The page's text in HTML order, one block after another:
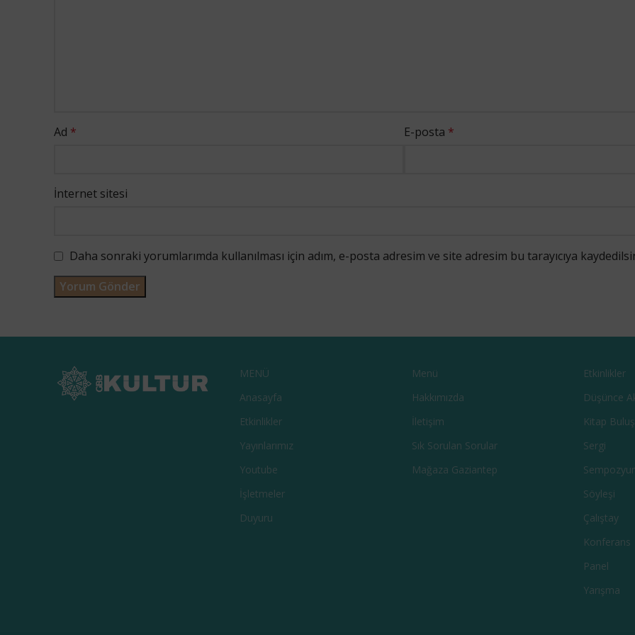
Ad * E-posta *
İnternet sitesi
Daha sonraki yorumlarımda kullanılması için adım, e-posta adresim ve site adresim bu tarayıcıya
MENÜ
Anasayfa
Etkinlikler
Yayınlarımız
Youtube
İşletmeler
Duyuru
Menü
Hakkımızda
İletişim
Sık Sorulan Sorular
Mağaza Gaziantep
Etkinlikler
Düşünce
Kitap
Sergi
Söyleşi
Çalıştay
Konferans
Panel
Yarışma